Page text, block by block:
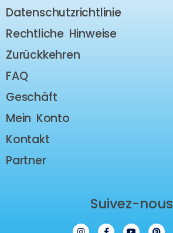
Datenschutzrichtlinie
Rechtliche Hinweise
Zurückkehren
FAQ
Geschäft
Mein Konto
Kontakt
Partner
Suivez-nous
I F Y P